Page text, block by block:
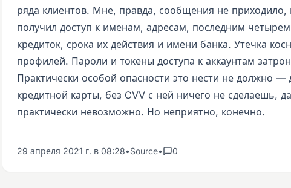
ряда клиентов. Мне, правда, сообщения не приходило,
получил доступ к именам, адресам, последним
кредиток, срока их действия и имени банка. Утечка
профилей. Пароли и токены доступа к аккаунтам
Практически особой опасности это нести не должно
кредитной карты, без CVV с ней ничего не сделаешь,
практически невозможно. Но неприятно, конечно.
29 апреля 2021 г. в 08:28•Source• 0